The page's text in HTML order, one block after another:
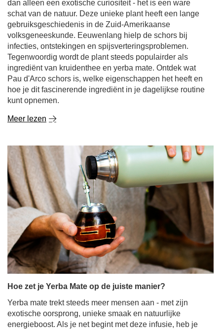
Pau d'Arco schors is, welke eigenschappen het heeft en
hoe je dit fascinerende ingrediënt in je dagelijkse routine
kunt opnemen.
Meer lezen
Hoe zet je Yerba Mate op de juiste manier?
Yerba mate trekt steeds meer mensen aan - met zijn
exotische oorsprong, unieke smaak en natuurlijke
energieboost. Als je net begint met deze infusie, heb je
misschien het gevoel dat de bereiding een ingewikkeld
ritueel is - vol regels en met speciale accessoires. Maak
je geen zorgen! Yerba mate brouwen hoeft helemaal niet
stap zien hoe je het goed kunt doen - zonder stress en
zonder bladeren tussen je tanden. Veel leesplezier!